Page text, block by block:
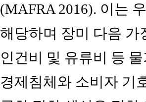
(MAFRA 2016). 이는
해당하며 장미 다음 가
인건비 및 유류비 등
경제침체와 소비자 기